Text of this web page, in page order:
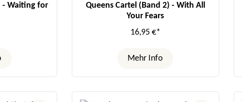
- Waiting for
Queens Cartel (Band 2) - With All
Your Fears
16,95 €*
Mehr Info